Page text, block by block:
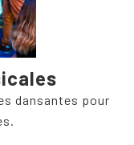
dansantes pour